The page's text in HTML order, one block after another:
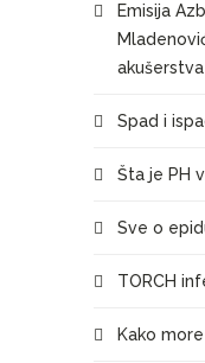
Emisija
akušerstva
Spad i
Šta je PH
Sve o
TORCH
Kako